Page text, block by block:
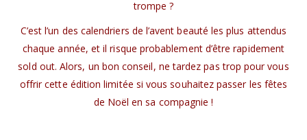
trompe ?
C’est l’un des calendriers de l’avent beauté les plus attendus
chaque année, et il risque probablement d’être rapidement
sold out. Alors, un bon conseil, ne tardez pas trop pour vous
offrir cette édition limitée si vous souhaitez passer les fêtes
de Noël en sa compagnie !